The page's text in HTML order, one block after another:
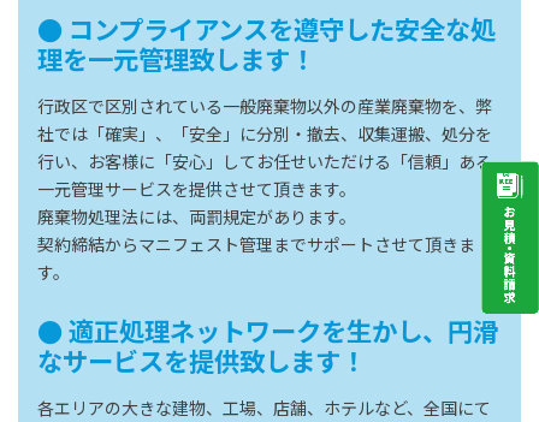
● コンプライアンスを遵守した安全な処
理を一元管理致します！
行政区で区別されている一般廃棄物以外の産業廃棄物を、弊
社では「確実」、「安全」に分別・撤去、収集運搬、処分を
行い、お客様に「安心」してお任せいただける「信頼」ある
一元管理サービスを提供させて頂きます。
廃棄物処理法には、両罰規定があります。
契約締結からマニフェスト管理までサポートさせて頂きま
す。
● 適正処理ネットワークを生かし、円滑
なサービスを提供致します！
各エリアの大きな建物、工場、店舗、ホテルなど、全国にて